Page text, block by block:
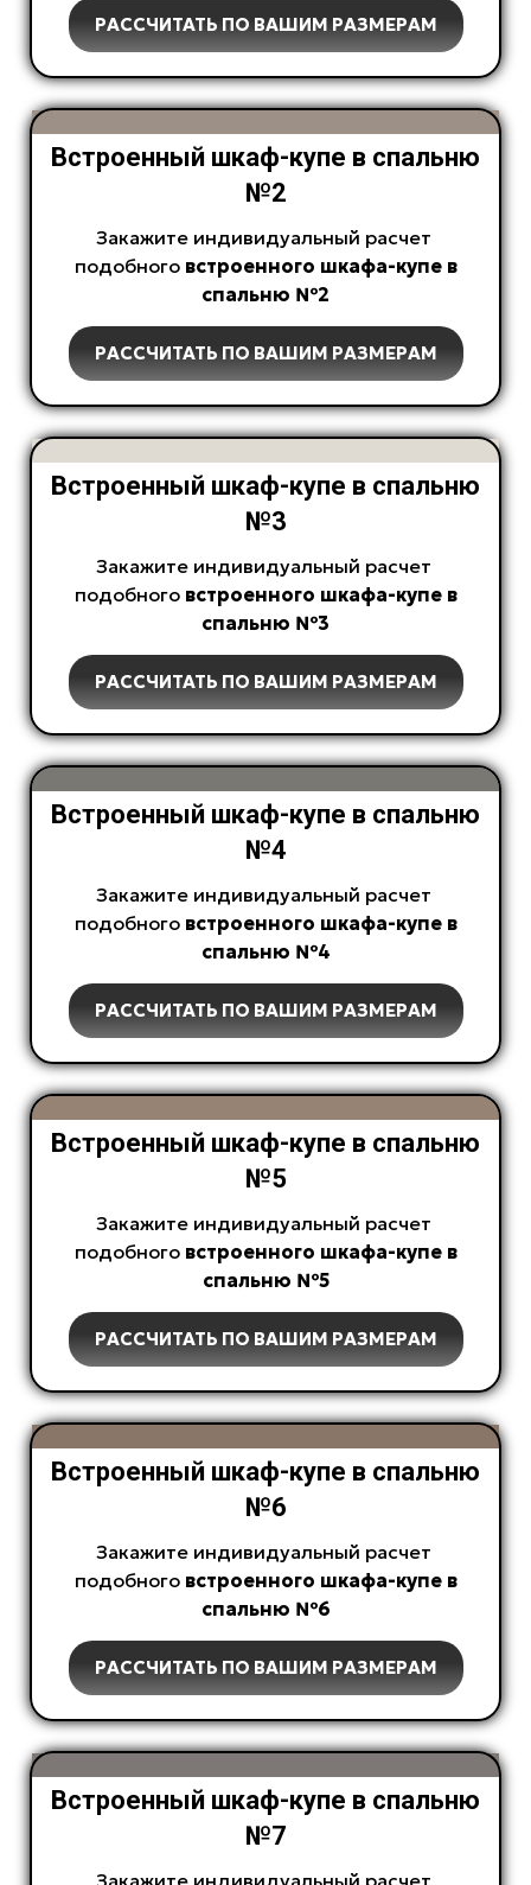
РАССЧИТАТЬ ПО ВАШИМ РАЗМЕРАМ
Встроенный шкаф-купе в спальню
№2
Закажите индивидуальный расчет
подобного встроенного шкафа-купе в
спальню №2
РАССЧИТАТЬ ПО ВАШИМ РАЗМЕРАМ
Встроенный шкаф-купе в спальню
№3
Закажите индивидуальный расчет
подобного встроенного шкафа-купе в
спальню №3
РАССЧИТАТЬ ПО ВАШИМ РАЗМЕРАМ
Встроенный шкаф-купе в спальню
№4
Закажите индивидуальный расчет
подобного встроенного шкафа-купе в
спальню №4
РАССЧИТАТЬ ПО ВАШИМ РАЗМЕРАМ
Встроенный шкаф-купе в спальню
№5
Закажите индивидуальный расчет
подобного встроенного шкафа-купе в
спальню №5
РАССЧИТАТЬ ПО ВАШИМ РАЗМЕРАМ
Встроенный шкаф-купе в спальню
№6
Закажите индивидуальный расчет
подобного встроенного шкафа-купе в
спальню №6
РАССЧИТАТЬ ПО ВАШИМ РАЗМЕРАМ
Встроенный шкаф-купе в спальню
№7
Закажите индивидуальный расчет